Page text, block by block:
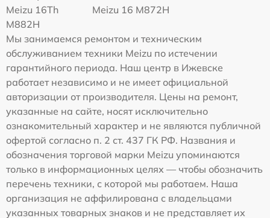
Meizu 16Th
M882H
Meizu 16 M872H
Мы занимаемся ремонтом и техническим
обслуживанием техники Meizu по истечении
гарантийного периода. Наш центр в Ижевске
работает независимо и не имеет официальной
авторизации от производителя. Цены на ремонт,
указанные на сайте, носят исключительно
ознакомительный характер и не являются публичной
офертой согласно п. 2 ст. 437 ГК РФ. Названия и
обозначения торговой марки Meizu упоминаются
только в информационных целях — чтобы обозначить
перечень техники, с которой мы работаем. Наша
организация не аффилирована с владельцами
указанных товарных знаков и не представляет их